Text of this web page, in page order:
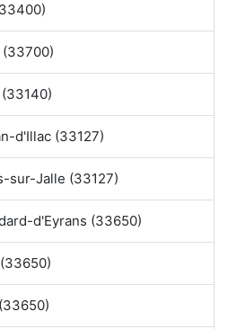
d'Illac (33127)
sur-Jalle (33127)
d'Eyrans (33650)